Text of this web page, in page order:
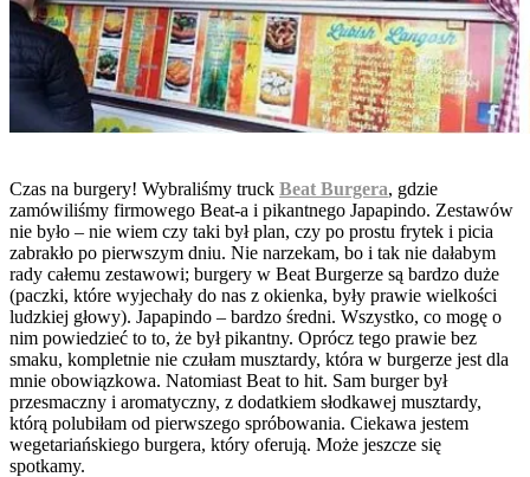
Czas na burgery! Wybraliśmy truck Beat Burgera, gdzie
zamówiliśmy firmowego Beat-a i pikantnego Japapindo. Zestawów
nie było – nie wiem czy taki był plan, czy po prostu frytek i picia
zabrakło po pierwszym dniu. Nie narzekam, bo i tak nie dałabym
rady całemu zestawowi; burgery w Beat Burgerze są bardzo duże
(paczki, które wyjechały do nas z okienka, były prawie wielkości
ludzkiej głowy). Japapindo – bardzo średni. Wszystko, co mogę o
nim powiedzieć to to, że był pikantny. Oprócz tego prawie bez
smaku, kompletnie nie czułam musztardy, która w burgerze jest dla
mnie obowiązkowa. Natomiast Beat to hit. Sam burger był
przesmaczny i aromatyczny, z dodatkiem słodkawej musztardy,
którą polubiłam od pierwszego spróbowania. Ciekawa jestem
wegetariańskiego burgera, który oferują. Może jeszcze się
spotkamy.